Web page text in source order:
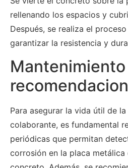
rellenando los espacios y
Después, se realiza el
garantizar la resistencia y
Para asegurar la vida útil de
colaborante, es fundamental
periódicas que permitan
corrosión en la placa metálica